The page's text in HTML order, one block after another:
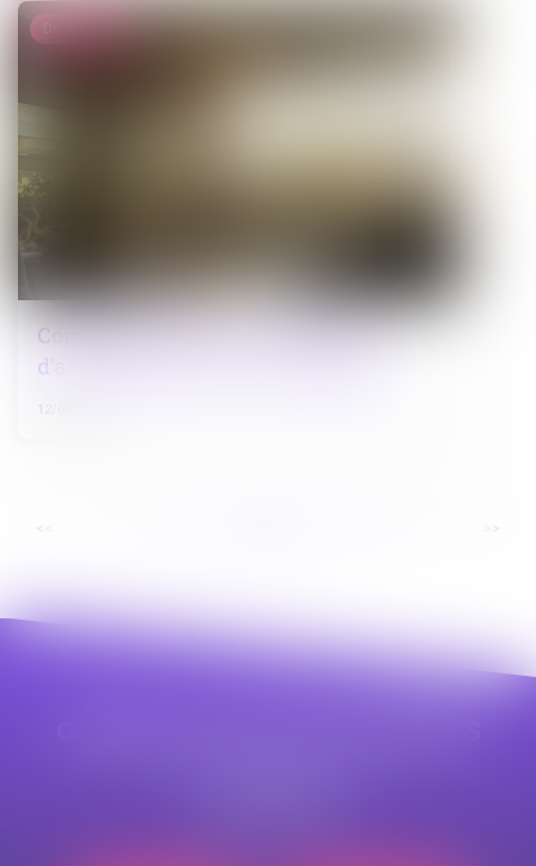
Commande publique : obligation
d’achat de biens issus du réemploi
12/02/2025
Droit public
<< >>